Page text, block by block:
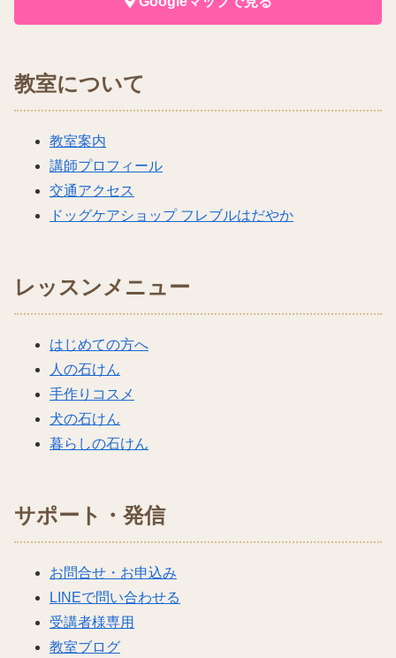
教室について
教室案内
講師プロフィール
交通アクセス
ドッグケアショップ フレブルはだやか
レッスンメニュー
はじめての方へ
人の石けん
手作りコスメ
犬の石けん
暮らしの石けん
サポート・発信
お問合せ・お申込み
LINEで問い合わせる
受講者様専用
教室ブログ